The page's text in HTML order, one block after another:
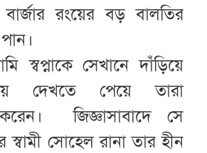
রংয়ের বড় বালতির
সেখানে দাঁড়িয়ে
দেখতে পেয়ে তারা
করেন। জিজ্ঞাসাবাদে সে
স্বামী সোহেল রানা তার হীন